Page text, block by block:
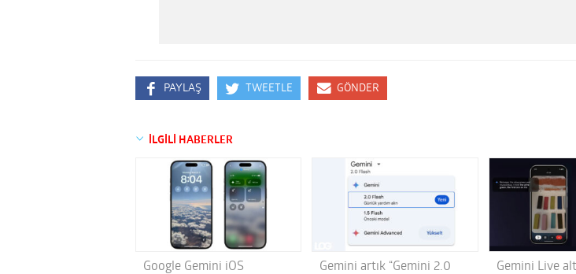
PAYLAŞ TWEETLE GÖNDER
İLGİLİ HABERLER
Google Gemini iOS
Gemini artık “Gemini 2.0
Gemini Live